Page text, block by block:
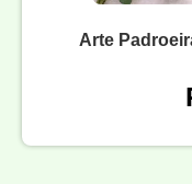
Arte